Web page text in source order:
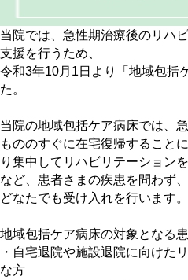
当院では、急性期治療後のリハ
支援を行うため、
令和3年10月1日より「地域包括
た。
当院の地域包括ケア病床では、
もののすぐに在宅復帰すること
り集中してリハビリテーション
など、患者さまの疾患を問わず
どなたでも受け入れを行います。
地域包括ケア病床の対象となる
・自宅退院や施設退院に向けた
な方